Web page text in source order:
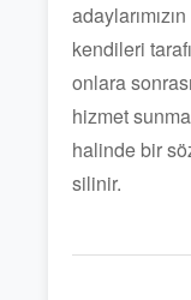
kendileri
onlara
hizmet
halinde bir
silinir.